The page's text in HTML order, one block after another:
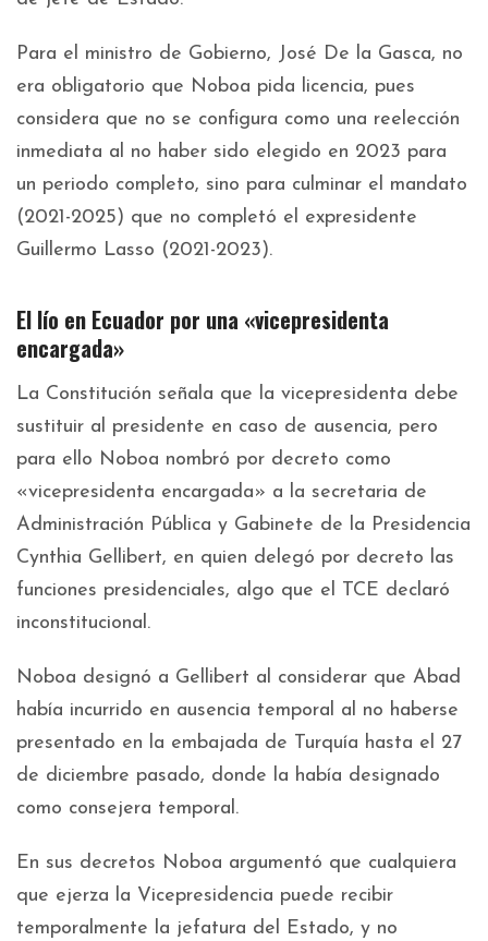
Para el ministro de Gobierno, José De la Gasca, no
era obligatorio que Noboa pida licencia, pues
considera que no se configura como una reelección
inmediata al no haber sido elegido en 2023 para
un periodo completo, sino para culminar el mandato
(2021-2025) que no completó el expresidente
Guillermo Lasso (2021-2023).
El lío en Ecuador por una «vicepresidenta
encargada»
La Constitución señala que la vicepresidenta debe
sustituir al presidente en caso de ausencia, pero
para ello Noboa nombró por decreto como
«vicepresidenta encargada» a la secretaria de
Administración Pública y Gabinete de la Presidencia
Cynthia Gellibert, en quien delegó por decreto las
funciones presidenciales, algo que el TCE declaró
inconstitucional.
Noboa designó a Gellibert al considerar que Abad
había incurrido en ausencia temporal al no haberse
presentado en la embajada de Turquía hasta el 27
de diciembre pasado, donde la había designado
como consejera temporal.
En sus decretos Noboa argumentó que cualquiera
que ejerza la Vicepresidencia puede recibir
temporalmente la jefatura del Estado, y no